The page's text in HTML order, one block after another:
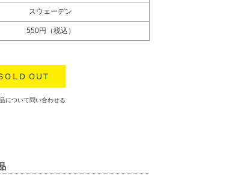
スウェーデン
550円（税込）
について問い合わせる